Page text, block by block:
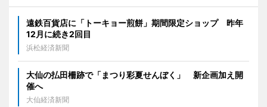
遠鉄百貨店に「トーキョー煎餅」期間限定ショップ 昨年
12月に続き2回目
浜松経済新聞
大仙の払田柵跡で「まつり彩夏せんぼく」 新企画加え開
催へ
大仙経済新聞